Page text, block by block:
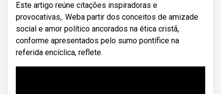
Este artigo reúne citações inspiradoras e
provocativas,. Weba partir dos conceitos de amizade
social e amor político ancorados na ética cristã,
conforme apresentados pelo sumo pontífice na
referida encíclica, reflete.